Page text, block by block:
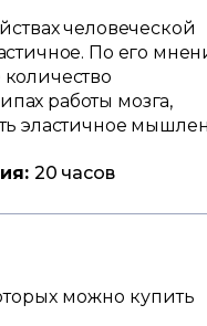
человеческой
По его
работы мозга,
эластичное
20 часов
можно купить